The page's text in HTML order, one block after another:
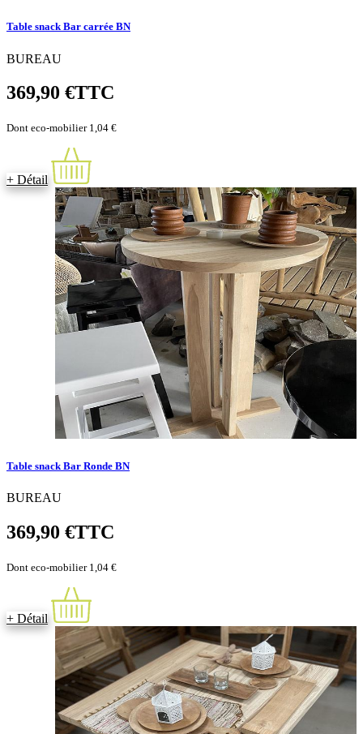
Table snack Bar carrée BN
BUREAU
369,90 €TTC
Dont eco-mobilier 1,04 €
+ Détail
Table snack Bar Ronde BN
BUREAU
369,90 €TTC
Dont eco-mobilier 1,04 €
+ Détail